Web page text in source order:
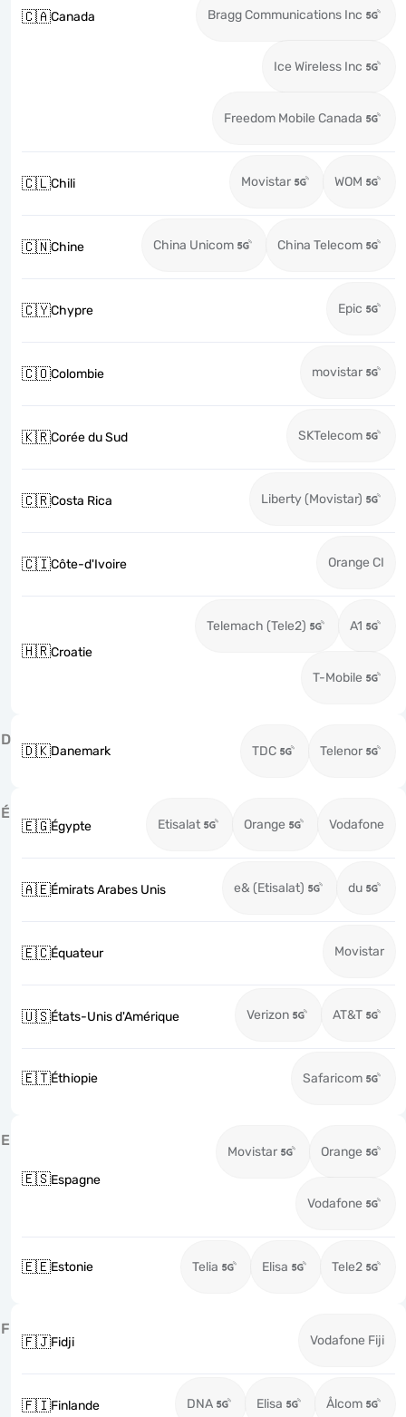
🇨🇦Canada Bragg Communications Inc
Ice Wireless Inc
Freedom Mobile Canada
🇨🇱Chili Movistar WOM
🇨🇳Chine China Unicom China Telecom
🇨🇾Chypre Epic
🇨🇴Colombie movistar
🇰🇷Corée du Sud SKTelecom
🇨🇷Costa Rica Liberty (Movistar)
🇨🇮Côte-d'Ivoire Orange CI
🇭🇷Croatie
Telemach (Tele2) A1
T-Mobile
D
🇩🇰Danemark TDC Telenor
É
🇪🇬Égypte Etisalat Orange Vodafone
🇦🇪Émirats Arabes Unis e& (Etisalat) du
🇪🇨Équateur Movistar
🇺🇸États-Unis d'Amérique Verizon AT&T
🇪🇹Éthiopie Safaricom
E
🇪🇸Espagne
Movistar Orange
Vodafone
🇪🇪Estonie Telia Elisa Tele2
F
🇫🇯Fidji Vodafone Fiji
🇫🇮Finlande DNA Elisa Ålcom